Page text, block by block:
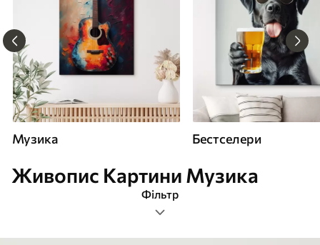
Музика Бестселери
Живопис Картини Музика
Фільтр
живопис